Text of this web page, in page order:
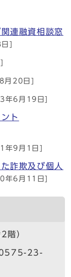
連融資相談窓
]
月20日]
年6月19日]
ト
年9月1日]
詐欺及び個人
年6月11日]
階）
0575-23-